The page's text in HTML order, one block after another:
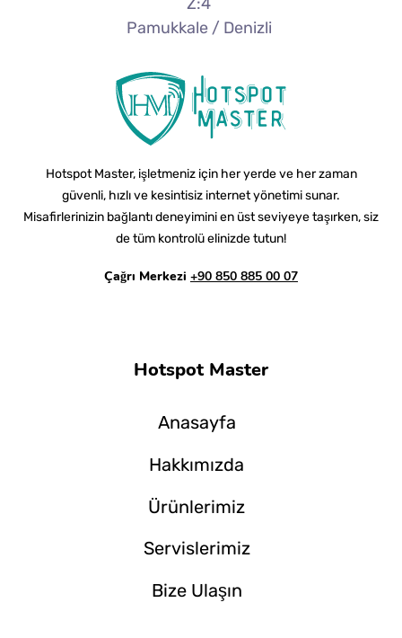
Pamukkale / Denizli
Hotspot Master, işletmeniz için her yerde ve her zaman
güvenli, hızlı ve kesintisiz internet yönetimi sunar.
Misafirlerinizin bağlantı deneyimini en üst seviyeye taşırken, siz
de tüm kontrolü elinizde tutun!
Çağrı Merkezi +90 850 885 00 07
Hotspot Master
Anasayfa
Hakkımızda
Ürünlerimiz
Servislerimiz
Bize Ulaşın